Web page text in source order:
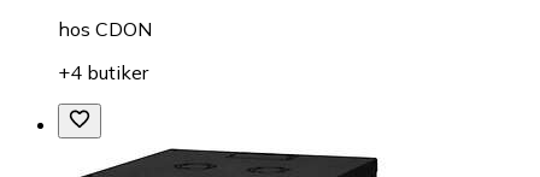
hos CDON
+4 butiker